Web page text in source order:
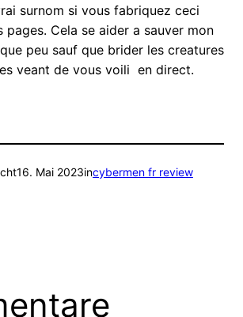
surnom si vous fabriquez ceci
pages. Cela se aider a sauver mon
peu sauf que brider les creatures
veant de vous voili en direct.
16. Mai 2023incybermen fr review